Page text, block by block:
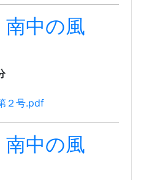
中の風
２号.pdf
中の風